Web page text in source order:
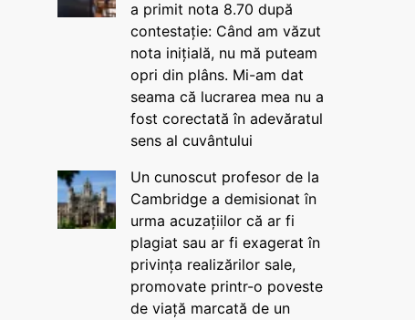
a primit nota 8.70 după
contestație: Când am văzut
nota inițială, nu mă puteam
opri din plâns. Mi-am dat
seama că lucrarea mea nu a
fost corectată în adevăratul
sens al cuvântului
Un cunoscut profesor de la
Cambridge a demisionat în
urma acuzațiilor că ar fi
plagiat sau ar fi exagerat în
privința realizărilor sale,
promovate printr-o poveste
de viață marcată de un